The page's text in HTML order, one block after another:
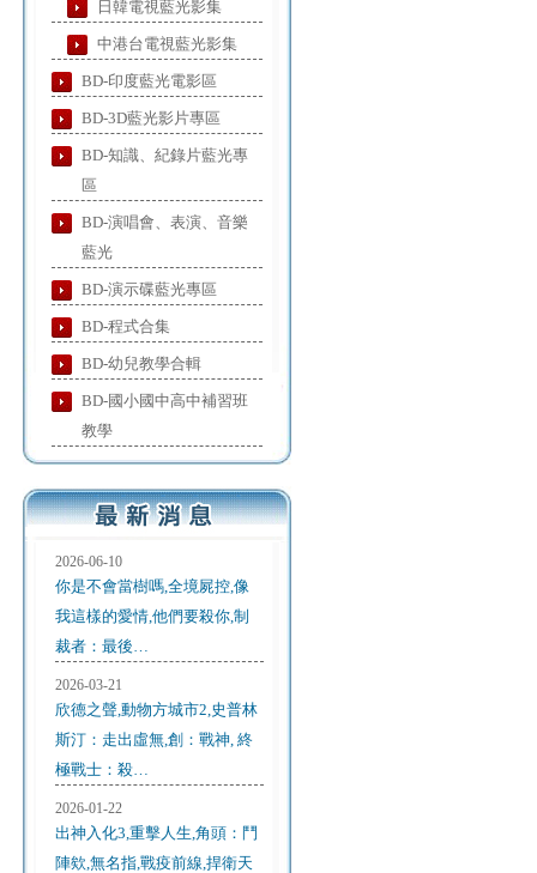
日韓電視藍光影集
中港台電視藍光影集
BD-印度藍光電影區
BD-3D藍光影片專區
BD-知識、紀錄片藍光專
區
BD-演唱會、表演、音樂
藍光
BD-演示碟藍光專區
BD-程式合集
BD-幼兒教學合輯
BD-國小國中高中補習班
教學
2026-06-10
你是不會當樹嗎,全境屍控,像
我這樣的愛情,他們要殺你,制
裁者：最後…
2026-03-21
欣德之聲,動物方城市2,史普林
斯汀：走出虛無,創：戰神, 終
極戰士：殺…
2026-01-22
出神入化3,重擊人生,角頭：鬥
陣欸,無名指,戰疫前線,捍衛天